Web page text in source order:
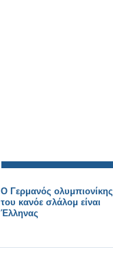
O Γερμανός ολυμπιονίκης
του κανόε σλάλομ είναι
Έλληνας